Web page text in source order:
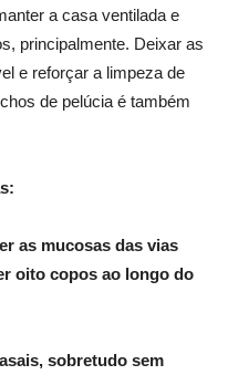
a casa ventilada e
principalmente. Deixar as
e reforçar a limpeza de
de pelúcia é também
as mucosas das vias
oito copos ao longo do
sobretudo sem